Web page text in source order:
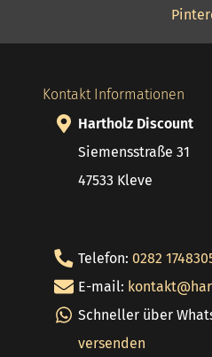
Kontakt Informationen
Hartholz Discount
Siemensstraße 31
47533 Kleve
Telefon: 0282
E-mail:
Schneller über
versenden